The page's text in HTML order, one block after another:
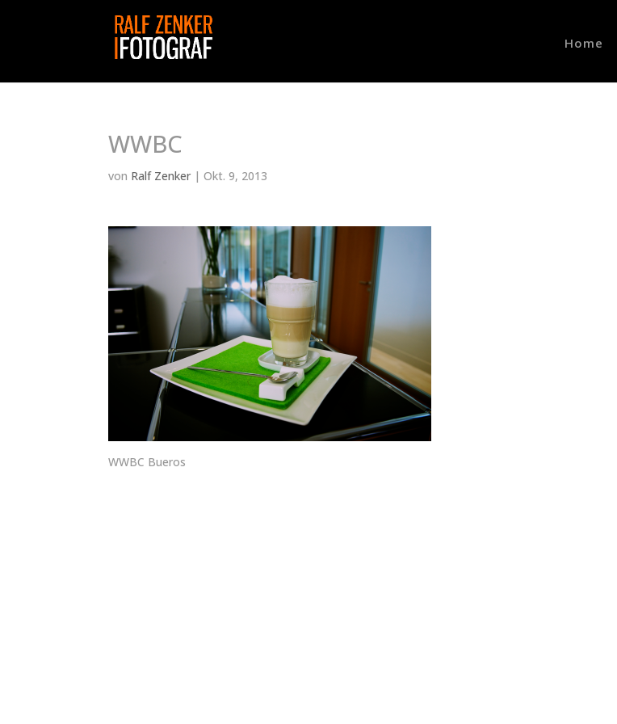
Home
WWBC
von Ralf Zenker |Okt. 9, 2013
WWBC Bueros